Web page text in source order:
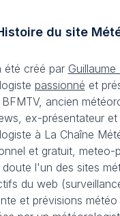
du site
été créé par
passionné et
ancien
ex-présentateur et
à La Chaîne
et gratuit, meteo-
doute l'un des sites
du web
et prévisions météo